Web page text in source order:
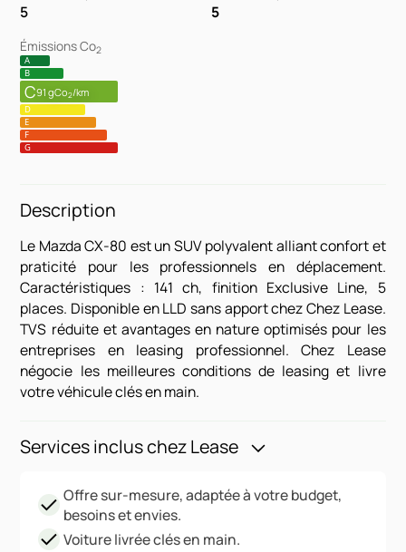
5 5
Émissions Co2
A
B
C91 gCo2/km
D
E
F
G
Description
Le Mazda CX-80 est un SUV polyvalent alliant confort et
praticité pour les professionnels en déplacement.
Caractéristiques : 141 ch, finition Exclusive Line, 5
places. Disponible en LLD sans apport chez Chez Lease.
TVS réduite et avantages en nature optimisés pour les
entreprises en leasing professionnel. Chez Lease
négocie les meilleures conditions de leasing et livre
votre véhicule clés en main.
Services inclus chez Lease
Offre sur-mesure, adaptée à votre budget,
besoins et envies.
Voiture livrée clés en main.